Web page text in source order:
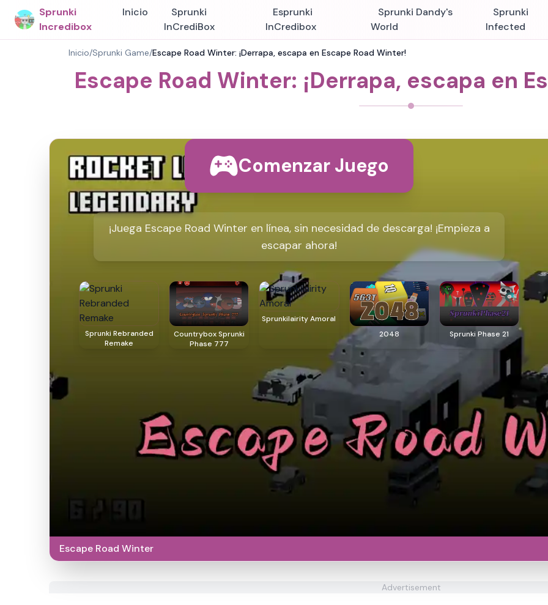
Sprunki
Incredibox
Inicio
Sprunki
InCrediBox
Esprunki
InCredibox
Sprunki Dandy's
World
Sprunki
Infected
Inicio/Sprunki Game/Escape Road Winter: ¡Derrapa, escapa en Escape Road Winter!
Escape Road Winter: ¡Derrapa, escapa en
Comenzar Juego
¡Juega Escape Road Winter en línea, sin necesidad de descarga! ¡Empieza a
escapar ahora!
Sprunki Rebranded
Remake
Countrybox Sprunki
Phase 777
Sprunkilairity Amoral
2048
Sprunki Phase 21
Escape Road Winter
Advertisement